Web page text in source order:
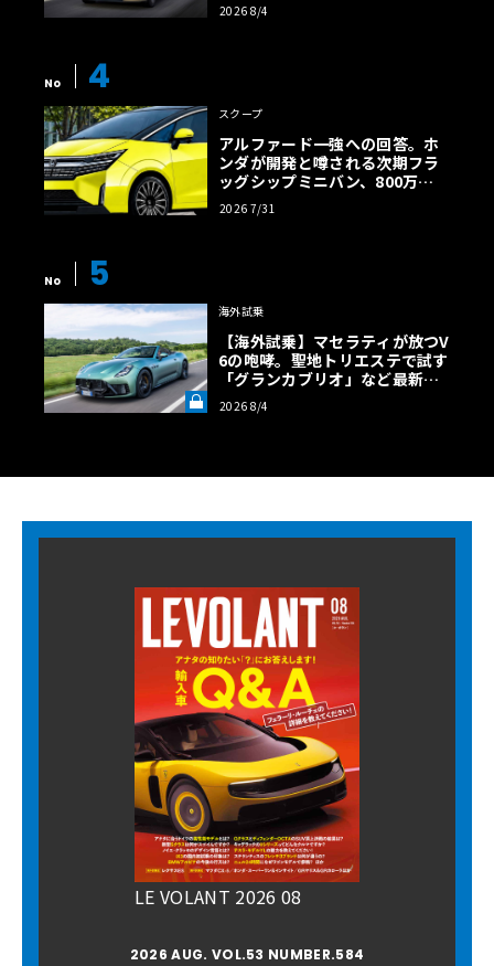
【画像38枚】
2026 8/4
No 4
スクープ
アルファード一強への回答。ホ
ンダが開発と噂される次期フラ
ッグシップミニバン、800万円
超の勝算【予想CG】
2026 7/31
No 5
海外試乗
【海外試乗】マセラティが放つV
6の咆哮。聖地トリエステで試す
「グランカブリオ」など最新ト
ロフェオ3台の官能評価《LE VO
LANT LAB》
2026 8/4
LE VOLANT 2026 08
2026 AUG. VOL.53 NUMBER.584